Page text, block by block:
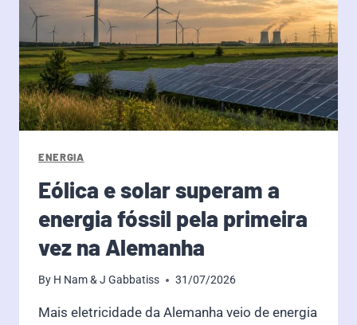
ENERGIA
Eólica e solar superam a
energia fóssil pela primeira
vez na Alemanha
By H Nam & J Gabbatiss 31/07/2026
Mais eletricidade da Alemanha veio de energia